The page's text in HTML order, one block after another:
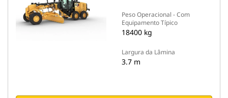
Peso Operacional - Com
Equipamento Típico
18400 kg
Largura da Lâmina
3.7 m